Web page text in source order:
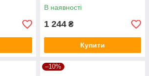
В наявності
1 244 ₴
Купити
–10%